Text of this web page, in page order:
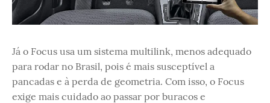
Já o Focus usa um sistema multilink, menos adequado
para rodar no Brasil, pois é mais susceptível a
pancadas e à perda de geometria. Com isso, o Focus
exige mais cuidado ao passar por buracos e